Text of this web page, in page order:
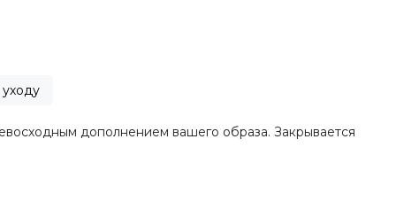
дополнением вашего образа. Закрывается